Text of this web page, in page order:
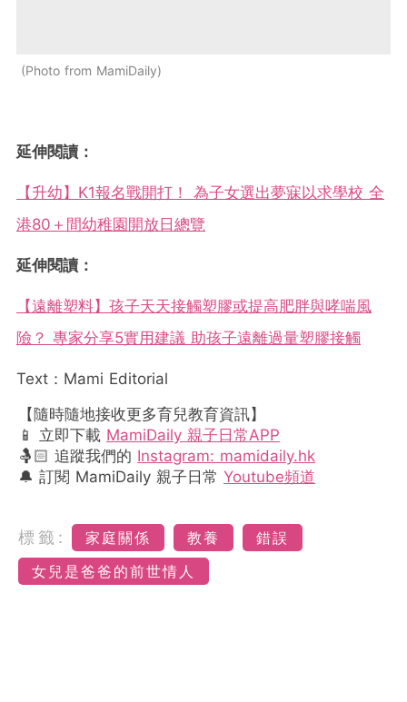
Photo from MamiDaily
延伸閱讀：
【升幼】K1報名戰開打！ 為子女選出夢寐以求學校 全
港80＋間幼稚園開放日總覽
延伸閱讀：
【遠離塑料】孩子天天接觸塑膠或提高肥胖與哮喘風
險？ 專家分享5實用建議 助孩子遠離過量塑膠接觸
Text：Mami Editorial
【隨時隨地接收更多育兒教育資訊】
📱 立即下載 MamiDaily 親子日常APP
🤱🏻 追蹤我們的 Instagram: mamidaily.hk
🔔 訂閱 MamiDaily 親子日常 Youtube頻道
標籤: 家庭關係 教養
錯誤
女兒是爸爸的前世情人